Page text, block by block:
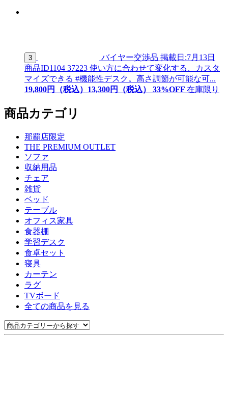
3 バイヤー交渉品 掲載日:7月13日
商品ID1104 37223 使い方に合わせて変化する、カスタ
マイズできる #機能性デスク。高さ調節が可能な可...
19,800円（税込） 13,300円（税込） 33%OFF 在庫限り
商品カテゴリ
那覇店限定
THE PREMIUM OUTLET
ソファ
収納用品
チェア
雑貨
ベッド
テーブル
オフィス家具
食器棚
学習デスク
食卓セット
寝具
カーテン
ラグ
TVボード
全ての商品を見る